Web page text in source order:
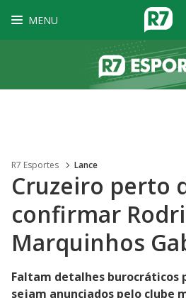
MENU
R7 Esportes Lance
Cruzeiro perto
confirmar
Marquinhos
Faltam detalhes burocráticos
sejam anunciados pelo clube